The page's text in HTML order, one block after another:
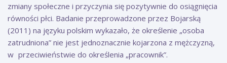
zmiany społeczne i przyczynia się pozytywnie do osiągnięcia
równości płci. Badanie przeprowadzone przez Bojarską
(2011) na języku polskim wykazało, że określenie „osoba
zatrudniona” nie jest jednoznacznie kojarzona z mężczyzną,
w przeciwieństwie do określenia „pracownik”.